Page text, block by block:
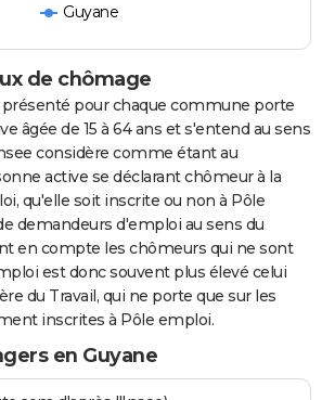
Guyane
de chômage
pour chaque commune porte
âgée de 15 à 64 ans et s'entend au sens
considère comme étant au
active se déclarant chômeur à la
qu'elle soit inscrite ou non à Pôle
demandeurs d'emploi au sens du
en compte les chômeurs qui ne sont
est donc souvent plus élevé celui
du Travail, qui ne porte que sur les
inscrites à Pôle emploi.
en Guyane